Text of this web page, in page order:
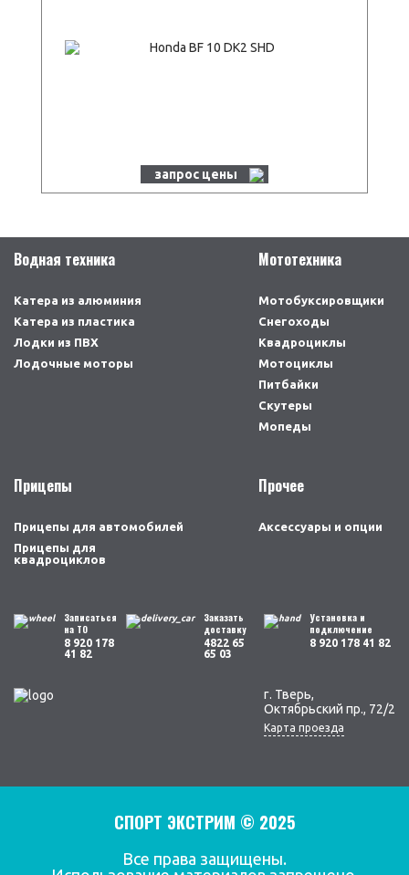
запрос цены
Водная техника
Катера из алюминия
Катера из пластика
Лодки из ПВХ
Лодочные моторы
Мототехника
Мотобуксировщики
Снегоходы
Квадроциклы
Мотоциклы
Питбайки
Скутеры
Мопеды
Прицепы
Прицепы для автомобилей
Прицепы для
квадроциклов
Прочее
Аксессуары и опции
Записаться
на ТО
8 920 178
41 82
Заказать
доставку
4822 65
65 03
Установка и
подключение
8 920 178 41 82
г. Тверь,
Октябрьский пр., 72/2
Карта проезда
СПОРТ ЭКСТРИМ © 2025
Все права защищены.